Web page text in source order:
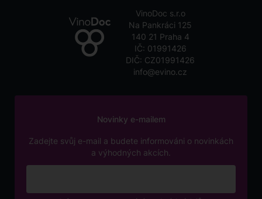
VinoDoc s.r.o
Na Pankráci 125
140 21 Praha 4
IČ: 01991426
DIČ: CZ01991426
info@evino.cz
Novinky e-mailem
Zadejte svůj e-mail a budete informováni o novinkách
a výhodných akcích.